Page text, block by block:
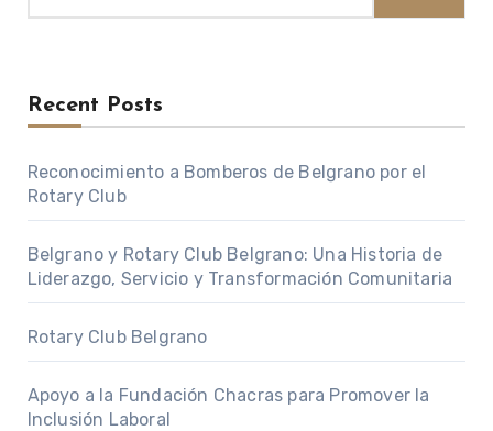
Recent Posts
Reconocimiento a Bomberos de Belgrano por el
Rotary Club
Belgrano y Rotary Club Belgrano: Una Historia de
Liderazgo, Servicio y Transformación Comunitaria
Rotary Club Belgrano
Apoyo a la Fundación Chacras para Promover la
Inclusión Laboral